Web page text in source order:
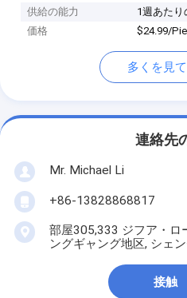
供給の能力
1週あた
価格
$24.99/
多くを見
連絡先
Mr. Michael Li
+86-13828868817
部屋305,333 ジフア・ロ
ングギャング地区, シェ
接触